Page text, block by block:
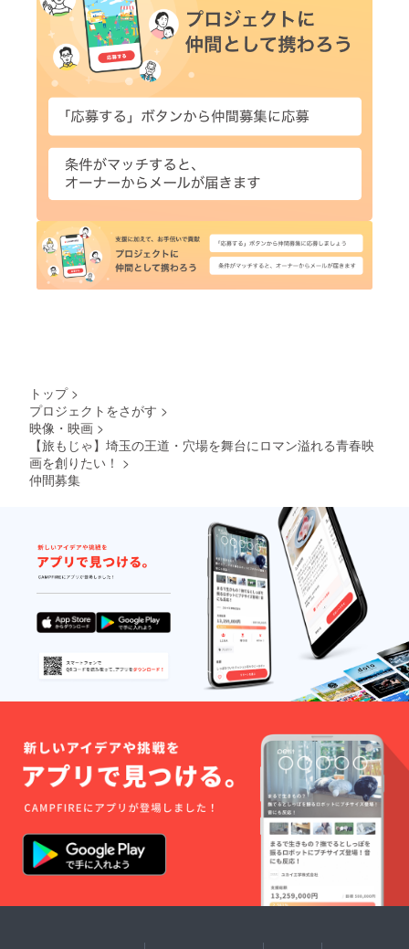
トップ >
プロジェクトをさがす >
映像・映画 >
【旅もじゃ】埼玉の王道・穴場を舞台にロマン溢れる青春映
画を創りたい！ >
仲間募集